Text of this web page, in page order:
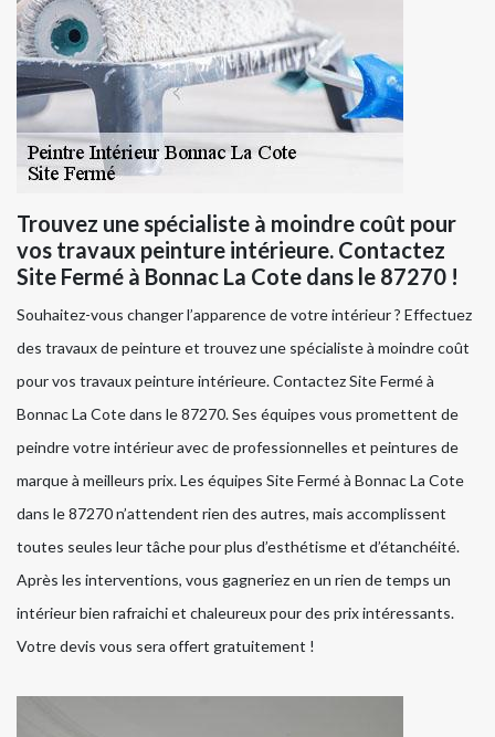
Trouvez une spécialiste à moindre coût pour
vos travaux peinture intérieure. Contactez
Site Fermé à Bonnac La Cote dans le 87270 !
Souhaitez-vous changer l’apparence de votre intérieur ? Effectuez
des travaux de peinture et trouvez une spécialiste à moindre coût
pour vos travaux peinture intérieure. Contactez Site Fermé à
Bonnac La Cote dans le 87270. Ses équipes vous promettent de
peindre votre intérieur avec de professionnelles et peintures de
marque à meilleurs prix. Les équipes Site Fermé à Bonnac La Cote
dans le 87270 n’attendent rien des autres, mais accomplissent
toutes seules leur tâche pour plus d’esthétisme et d’étanchéité.
Après les interventions, vous gagneriez en un rien de temps un
intérieur bien rafraichi et chaleureux pour des prix intéressants.
Votre devis vous sera offert gratuitement !